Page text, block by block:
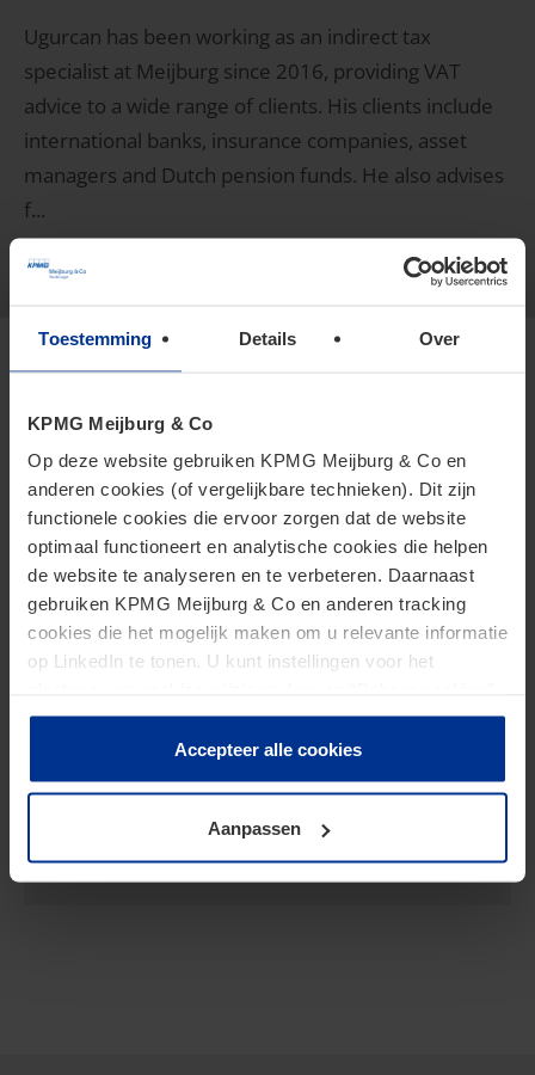
Toestemming Details Over
KPMG Meijburg & Co
Op deze website gebruiken KPMG Meijburg & Co en
anderen cookies (of vergelijkbare technieken). Dit zijn
functionele cookies die ervoor zorgen dat de website
optimaal functioneert en analytische cookies die helpen
de website te analyseren en te verbeteren. Daarnaast
gebruiken KPMG Meijburg & Co en anderen tracking
cookies die het mogelijk maken om u relevante informatie
op LinkedIn te tonen. U kunt instellingen voor het
te klikken. Als u op “Accepteer alle cookies” klikt, geeft u
toestemming voor het gebruik van alle cookies. Deze
toestemming kunt u altijd weer intrekken.
Accepteer alle cookies
Aanpassen
Ugurcan has been working as an indirect tax
specialist at Meijburg since 2016, providing VAT
advice to a wide range of clients. His clients include
international banks, insurance companies, asset
managers and Dutch pension funds. He also advises
f...
Show more
VAT
Mergers and Acquisitions (M&A)
Other topics
Frankrijk desk
Publications